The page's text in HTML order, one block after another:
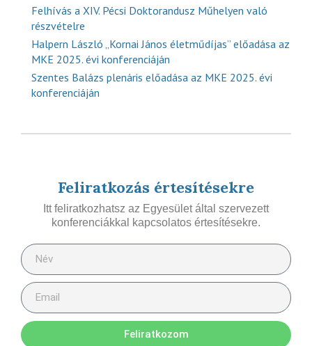
Felhívás a XIV. Pécsi Doktorandusz Műhelyen való
részvételre
Halpern László „Kornai János életműdíjas” előadása az
MKE 2025. évi konferenciáján
Szentes Balázs plenáris előadása az MKE 2025. évi
konferenciáján
Feliratkozás értesítésekre
Itt feliratkozhatsz az Egyesület által szervezett
konferenciákkal kapcsolatos értesítésekre.
Feliratkozom